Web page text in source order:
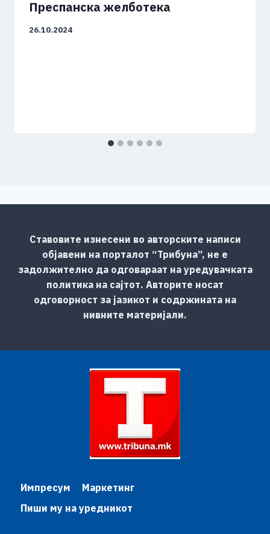
Преспанска желботека
26.10.2024
Ставовите изнесени во авторските написи
објавени на порталот “Трибуна”, не е
задолжително да одговараат на уредувачката
политика на сајтот. Авторите носат
одговорност за јазикот и содржината на
нивните материјали.
Импресум
Маркетинг
Пиши му на уредникот